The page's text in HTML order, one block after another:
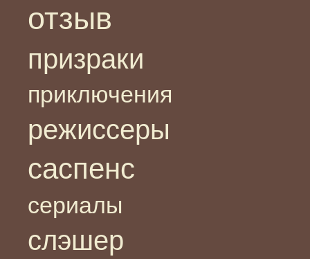
отзыв
призраки
приключения
режиссеры
саспенс
сериалы
слэшер